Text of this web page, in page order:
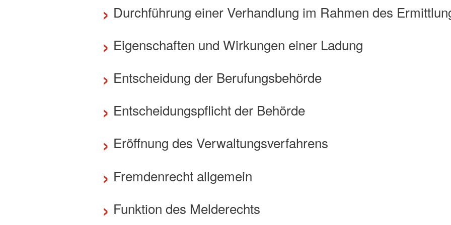
› Durchführung einer Verhandlung im Rahmen des
› Eigenschaften und Wirkungen einer Ladung
› Entscheidung der Berufungsbehörde
› Entscheidungspflicht der Behörde
› Eröffnung des Verwaltungsverfahrens
› Fremdenrecht allgemein
› Funktion des Melderechts